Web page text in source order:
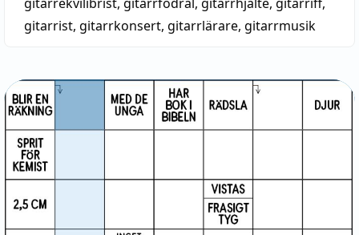
gitarrist, gitarrkonsert, gitarrlärare, gitarrmusik